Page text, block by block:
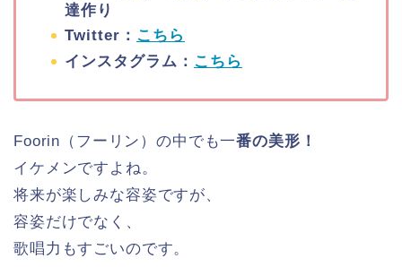
達作り
Twitter： こちら
インスタグラム： こちら
Foorin（フーリン）の中でも一番の美形！
イケメンですよね。
将来が楽しみな容姿ですが、
容姿だけでなく、
歌唱力もすごいのです。